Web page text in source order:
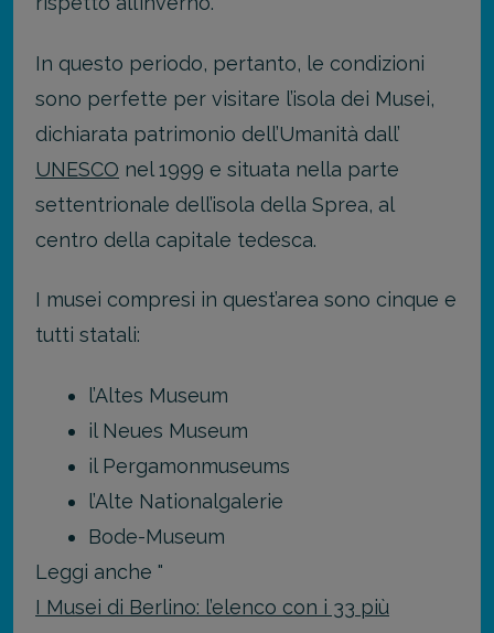
In questo periodo, pertanto, le condizioni
sono perfette per visitare l’isola dei Musei,
dichiarata patrimonio dell’Umanità dall’
UNESCO nel 1999 e situata nella parte
settentrionale dell’isola della Sprea, al
centro della capitale tedesca.
I musei compresi in quest’area sono cinque e
tutti statali:
l’Altes Museum
il Neues Museum
il Pergamonmuseums
l’Alte Nationalgalerie
Bode-Museum
Leggi anche "
I Musei di Berlino: l’elenco con i 33 più